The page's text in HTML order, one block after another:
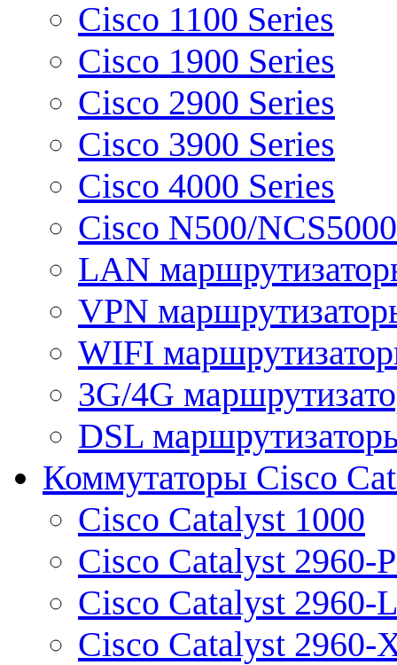
Cisco 1100 Series
Cisco 1900 Series
Cisco 2900 Series
Cisco 3900 Series
Cisco 4000 Series
Cisco N500/
LAN
VPN
WIFI
3G/4G
DSL
Коммутаторы Cisco
Cisco Catalyst 1000
Cisco Catalyst 2960-
Cisco Catalyst 2960-L
Cisco Catalyst 2960-